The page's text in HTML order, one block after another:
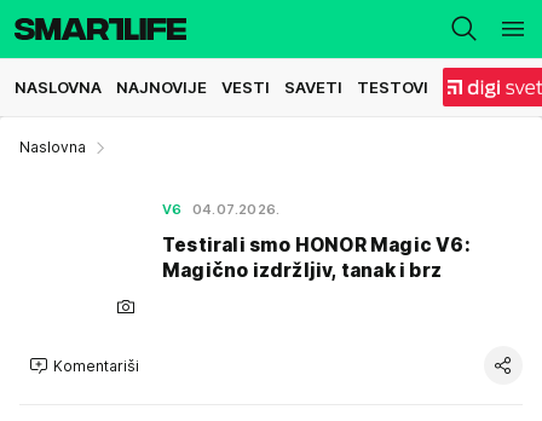
NASLOVNA NAJNOVIJE VESTI SAVETI TESTOVI
Naslovna
V6 04.07.2026.
Testirali smo HONOR Magic V6:
Magično izdržljiv, tanak i brz
Komentariši